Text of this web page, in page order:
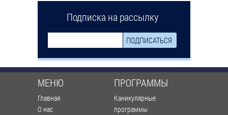
Подписка на рассылку
МЕНЮ
Главная
О нас
ПРОГРАММЫ
Каникулярные
программы